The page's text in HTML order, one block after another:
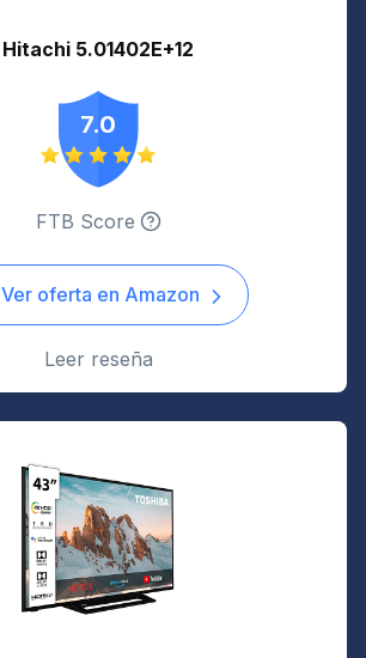
Hitachi 5.01402E+12
7.0
FTB Score
Ver oferta en Amazon
Leer reseña